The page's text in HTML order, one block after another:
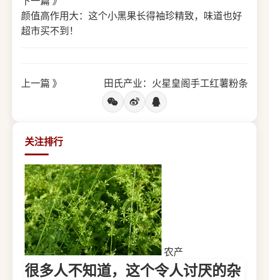
颜值高作用大：这个小黑果长得袖珍精致，味道也好
超市买不到！
上一篇 》 田氏产业：火星皇阁手工红薯粉条
关注排行
农产
很多人不知道，这个令人讨厌的杂